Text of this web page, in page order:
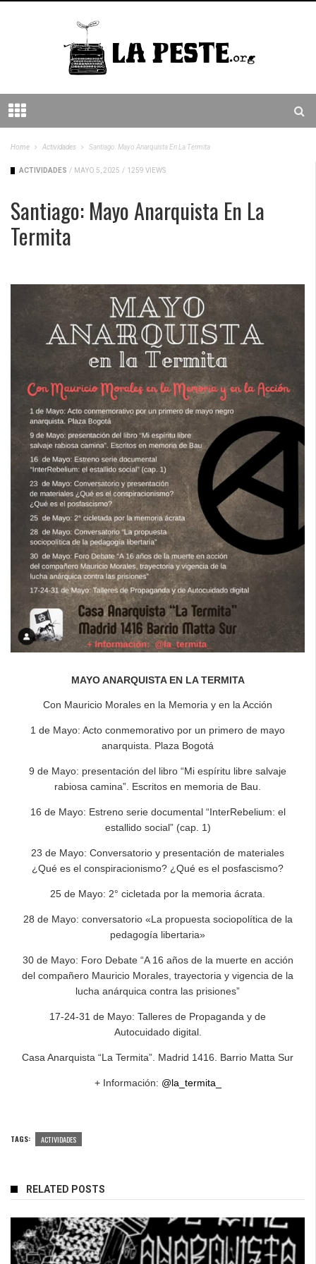
Home Actividades Santiago: Mayo Anarquista En La Termita
ACTIVIDADES / MAYO 5, 2025 / 1259 VIEWS
Santiago: Mayo Anarquista En La
Termita
MAYO ANARQUISTA EN LA TERMITA
Con Mauricio Morales en la Memoria y en la Acción
1 de Mayo: Acto conmemorativo por un primero de mayo
anarquista. Plaza Bogotá
9 de Mayo: presentación del libro “Mi espíritu libre salvaje
rabiosa camina”. Escritos en memoria de Bau.
16 de Mayo: Estreno serie documental “InterRebelium: el
estallido social” (cap. 1)
23 de Mayo: Conversatorio y presentación de materiales
¿Qué es el conspiracionismo? ¿Qué es el posfascismo?
25 de Mayo: 2° cicletada por la memoria ácrata.
28 de Mayo: conversatorio «La propuesta sociopolítica de la
pedagogía libertaria»
30 de Mayo: Foro Debate “A 16 años de la muerte en acción
del compañero Mauricio Morales, trayectoria y vigencia de la
lucha anárquica contra las prisiones”
17-24-31 de Mayo: Talleres de Propaganda y de
Autocuidado digital.
Casa Anarquista “La Termita”. Madrid 1416. Barrio Matta Sur
+ Información: @la_termita_
TAGS: ACTIVIDADES
RELATED POSTS